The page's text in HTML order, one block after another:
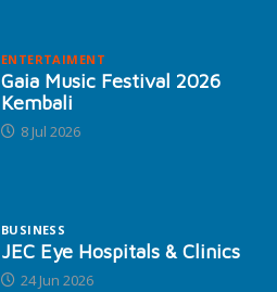
ENTERTAIMENT
Gaia Music Festival 2026
Kembali
8 Jul 2026
BUSINESS
JEC Eye Hospitals & Clinics
24 Jun 2026